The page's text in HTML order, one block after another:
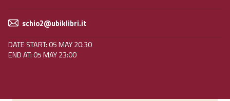
schio2@ubiklibri.it
DATE START: 05 MAY 20:30
END AT: 05 MAY 23:00